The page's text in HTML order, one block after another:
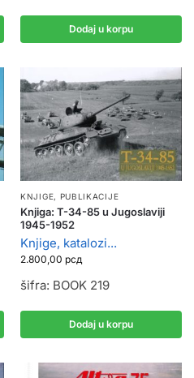
Dodaj u korpu
KNJIGE, PUBLIKACIJE
Knjiga: T-34-85 u Jugoslaviji
1945-1952
Knjige, katalozi...
2.800,00 рсд
šifra: BOOK 219
Dodaj u korpu